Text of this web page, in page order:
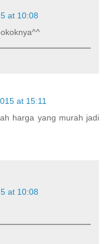
at 10:08
at 15:11
harga yang murah jadi
at 10:08